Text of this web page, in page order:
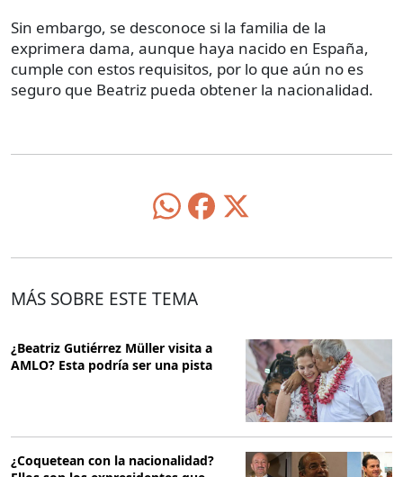
Sin embargo, se desconoce si la familia de la
exprimera dama, aunque haya nacido en España,
cumple con estos requisitos, por lo que aún no es
seguro que Beatriz pueda obtener la nacionalidad.
MÁS SOBRE ESTE TEMA
¿Beatriz Gutiérrez Müller visita a
AMLO? Esta podría ser una pista
¿Coquetean con la nacionalidad?